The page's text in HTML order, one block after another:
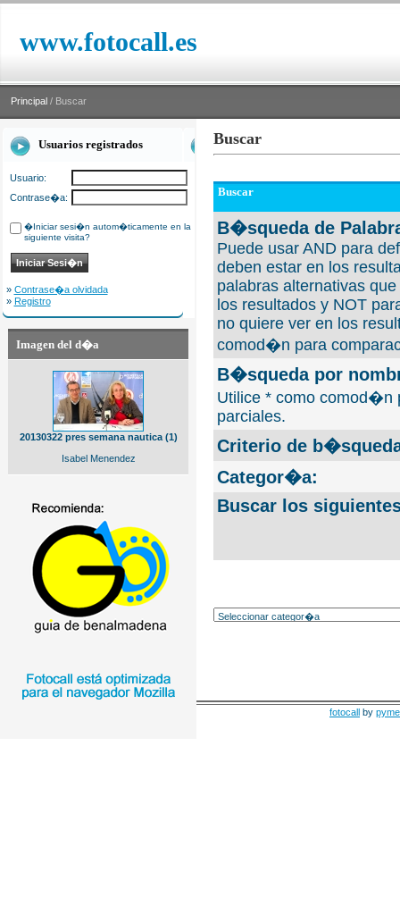
www.fotocall.es
Principal / Buscar
Usuarios registrados
Usuario:
Contrase�a:
�Iniciar sesi�n autom�ticamente en la
siguiente visita?
» Contrase�a olvidada
» Registro
Imagen del d�a
20130322 pres semana nautica (1)
Isabel Menendez
Buscar
Buscar
B�squeda de
Puede usar AND para
deben estar en los
palabras alternativas
los resultados y NOT
no quiere ver en los
comod�n para
B�squeda por
Utilice * como comod�n
parciales.
Criterio de
Categor�a:
Buscar los
fotocall by